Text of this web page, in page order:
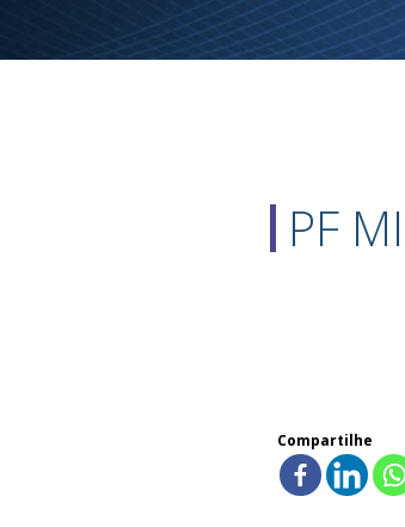
PF
Compartilhe